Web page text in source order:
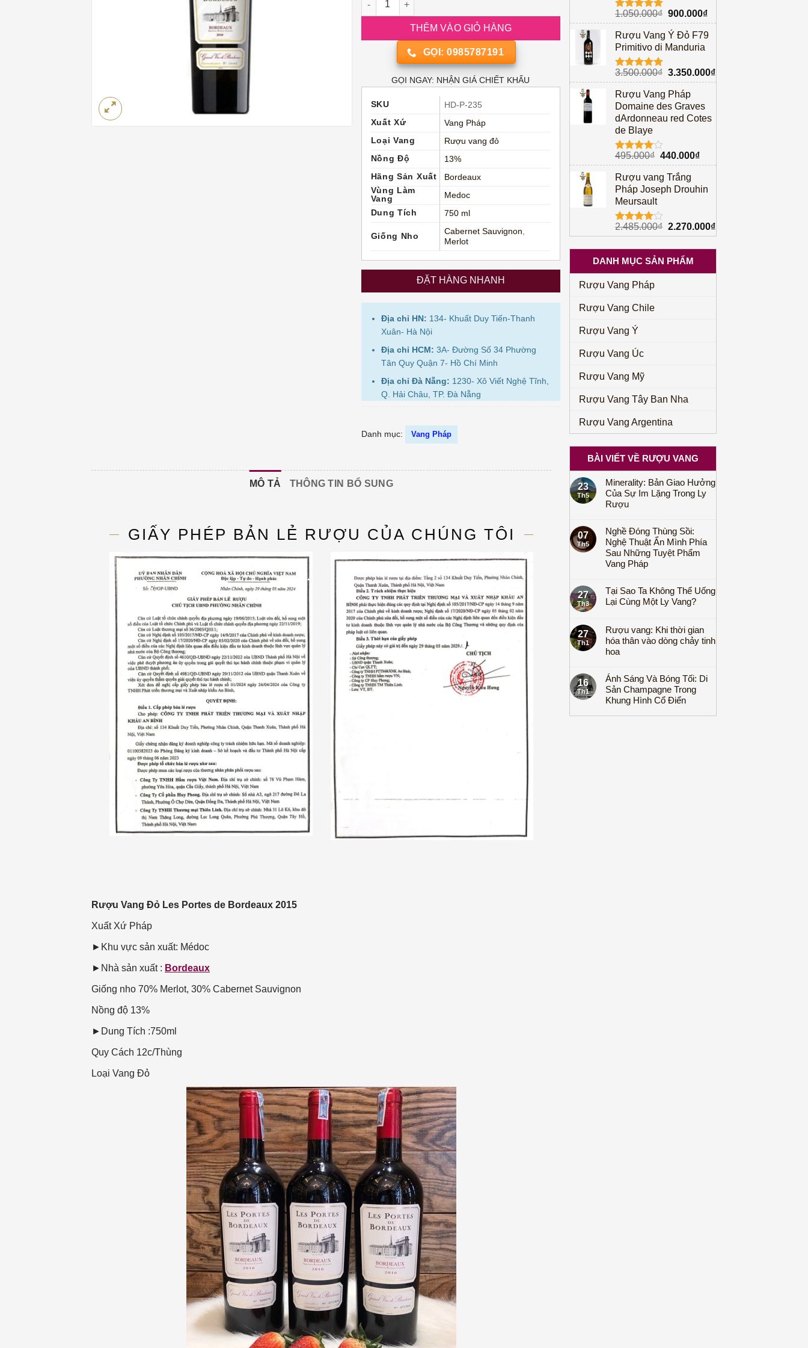
Được xếp
hạng5.00
5 sao
1.050.000₫ Giá
gốc
là:
1.050.000₫.
900.000₫Giá
hiện
tại
Rượu Vang Ý Đỏ F79
Primitivo di Manduria
Được xếp
hạng5.00
5 sao
3.500.000₫ Giá
gốc
là:
3.500.000₫.
3.350.000₫Giá
hiện
Rượu Vang Pháp
Domaine des Graves
dArdonneau red Cotes
de Blaye
Được
xếp hạng
4.005
sao
495.000₫ Giá
gốc
là:
495.000₫.
440.000₫Giá
hiện
là:
Rượu vang Trắng
Pháp Joseph Drouhin
Meursault
Được
xếp hạng
4.005
sao
2.485.000₫ Giá
gốc
là:
2.485.000₫.
2.270.000₫Giá
hiện
tại
2.270.000₫.
DANH MỤC SẢN PHẨM
Rượu Vang Pháp
Rượu Vang Chile
Rượu Vang Ý
Rượu Vang Úc
Rượu Vang Mỹ
Rượu Vang Tây Ban Nha
Rượu Vang Argentina
BÀI VIẾT VỀ RƯỢU VANG
23
Th5
Minerality: Bản Giao Hưởng
Của Sự Im Lặng Trong Ly
Rượu
07
Th5
Nghề Đóng Thùng Sồi:
Nghệ Thuật Ẩn Mình Phía
Sau Những Tuyệt Phẩm
Vang Pháp
27
Th3
Tại Sao Ta Không Thể Uống
Lại Cùng Một Ly Vang?
27
Th1
Rượu vang: Khi thời gian
hóa thân vào dòng chảy tinh
hoa
16
Th1
Ánh Sáng Và Bóng Tối: Di
Sản Champagne Trong
Khung Hình Cổ Điển
THÊM VÀO GIỎ HÀNG
GỌI: 0985787191
GỌI NGAY: NHẬN GIÁ CHIẾT KHẤU
SKU
HD-P-235
Xuất Xứ
Vang Pháp
Loại Vang
Rượu vang đỏ
Nồng Độ
13%
Hãng Sản Xuất
Bordeaux
Vùng Làm
Vang
Medoc
Dung Tích
750 ml
Giống Nho
Cabernet Sauvignon
Merlot
ĐẶT HÀNG NHANH
Địa chỉ HN: 134- Khuất Duy Tiến-Thanh
Xuân- Hà Nội
Địa chỉ HCM: 3A- Đường Số 34 Phường
Tân Quy Quận 7- Hồ Chí Minh
Địa chỉ Đà Nẵng: 1230- Xô Viết Nghệ Tĩnh,
Q. Hải Châu, TP. Đà Nẵng
Danh mục: Vang Pháp
MÔ TẢ THÔNG TIN BỔ SUNG
GIẤY PHÉP BẢN LẺ RƯỢU CỦA CHÚNG TÔI
Rượu Vang Đỏ Les Portes de Bordeaux 2015
Xuất Xứ Pháp
►Khu vực sản xuất: Médoc
►Nhà sản xuất : Bordeaux
Giống nho 70% Merlot, 30% Cabernet Sauvignon
Nồng độ 13%
►Dung Tích :750ml
Quy Cách 12c/Thùng
Loại Vang Đỏ